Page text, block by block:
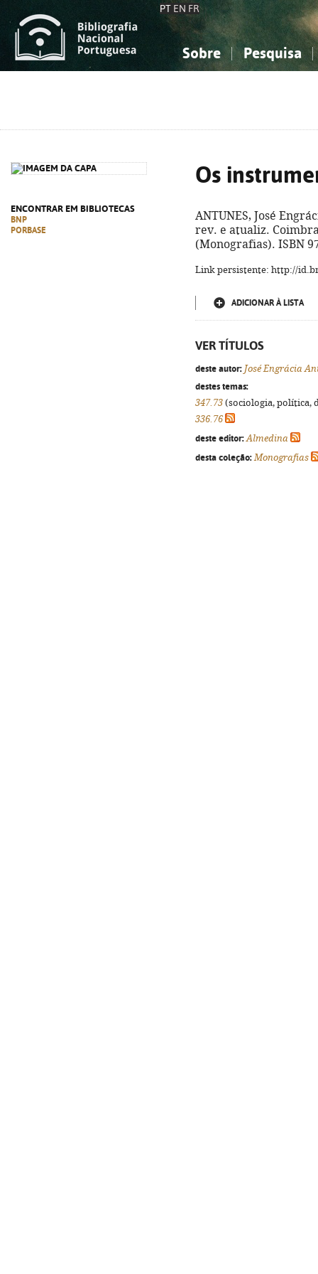
PT EN FR
Sobre Pesquisa
ENCONTRAR EM BIBLIOTECAS
BNP
PORBASE
Os
ANTUNES, José
rev. e atualiz.
(Monografias). ISBN
Link persistente: http://
ADICIONAR À LISTA
VER TÍTULOS
deste autor: José Engrácia
destes temas:
347.73 (sociologia, política,
336.76
deste editor: Almedina
desta coleção: Monografias